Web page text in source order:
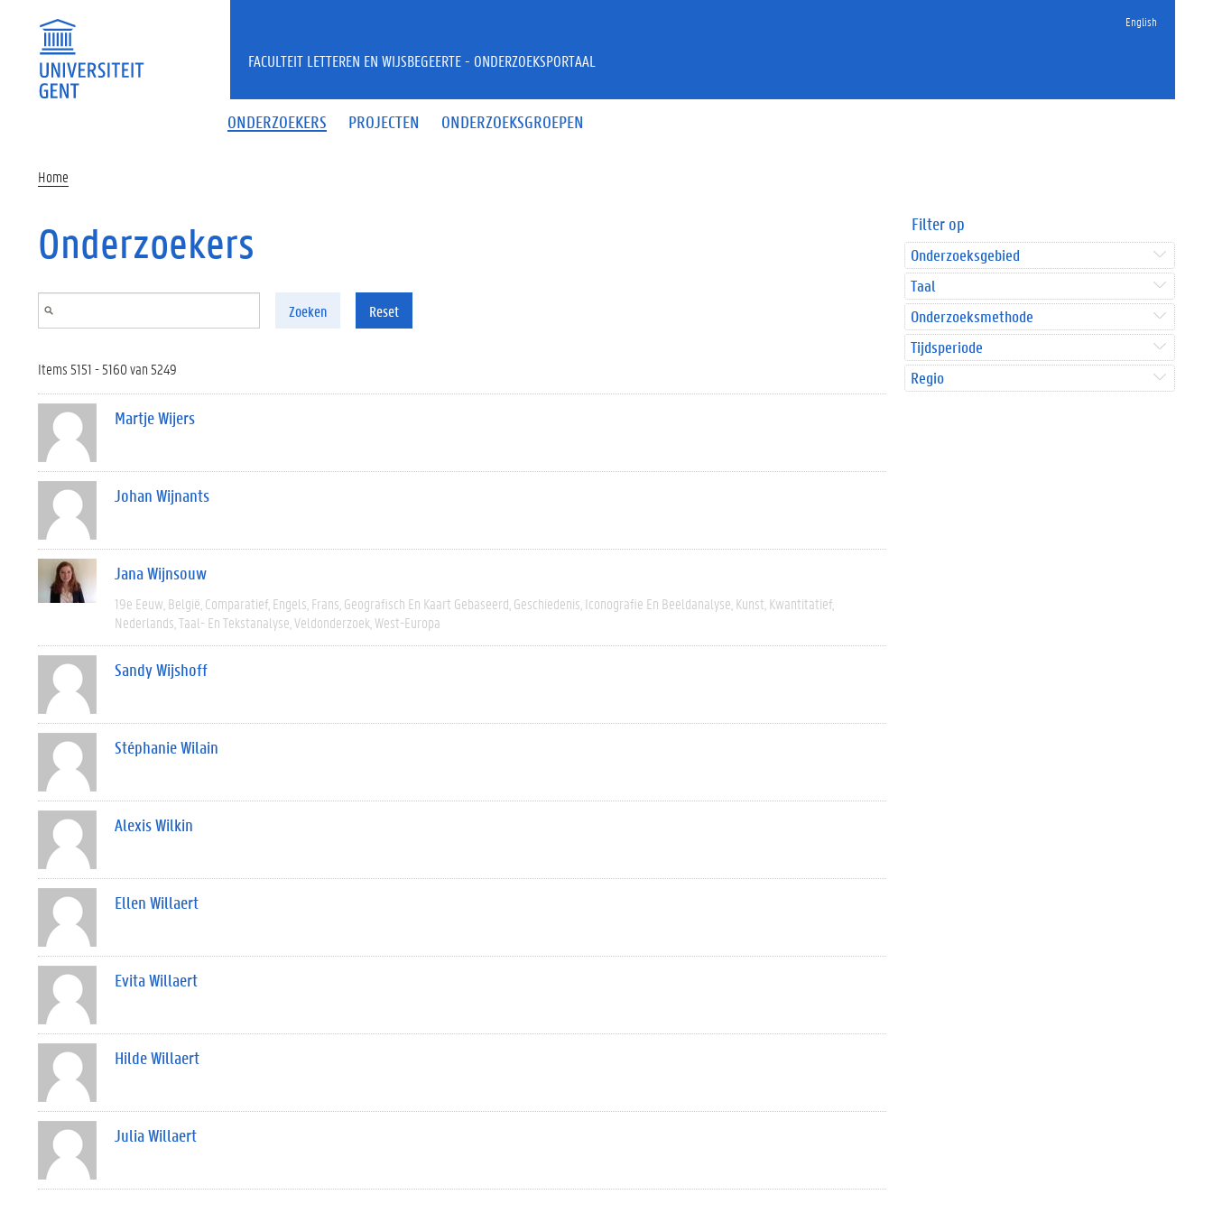
English
ONDERZOEKERS PROJECTEN ONDERZOEKSGROEPEN
FACULTEIT LETTEREN EN WIJSBEGEERTE - ONDERZOEKSPORTAAL
Home
Onderzoekers
Zoeken Reset
Items 5151 - 5160 van 5249
Martje Wijers
Johan Wijnants
Jana Wijnsouw
19e Eeuw België Comparatief Engels Frans Geografisch En Kaart Gebaseerd Geschiedenis Iconografie En Beeldanalyse Kunst Kwantitatief
Nederlands Taal- En Tekstanalyse Veldonderzoek West-Europa
Sandy Wijshoff
Stéphanie Wilain
Alexis Wilkin
Ellen Willaert
Evita Willaert
Hilde Willaert
Julia Willaert
Filter op
Onderzoeksgebied
Taal
Onderzoeksmethode
Tijdsperiode
Regio